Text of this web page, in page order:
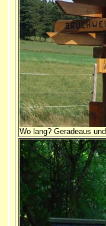
Wo lang? Geradeaus